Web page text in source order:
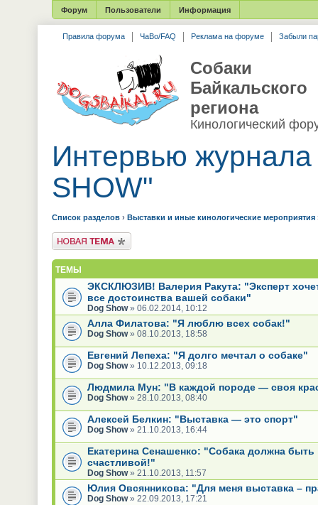
Форум Пользователи Информация
Правила форума ЧаВо/FAQ Реклама на форуме Забыли
Собаки
Байкальского
региона
Кинологический
Интервью журнала
SHOW"
Список разделов › Выставки и иные кинологические мероприятия
Новая тема
ТЕМЫ
ЭКСКЛЮЗИВ! Валерия Ракута: "Эксперт
все достоинства вашей собаки"
Dog Show» 06.02.2014, 10:12
Алла Филатова: "Я люблю всех собак!"
Dog Show» 08.10.2013, 18:58
Евгений Лепеха: "Я долго мечтал о собаке"
Dog Show» 10.12.2013, 09:18
Людмила Мун: "В каждой породе — своя
Dog Show» 28.10.2013, 08:40
Алексей Белкин: "Выставка — это спорт"
Dog Show» 21.10.2013, 16:44
Екатерина Сенашенко: "Собака должна быть
счастливой!"
Dog Show» 21.10.2013, 11:57
Юлия Овсянникова: "Для меня выставка –
Dog Show» 22.09.2013, 17:21